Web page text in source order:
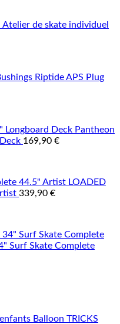
Atelier de skate individuel
Riptide APS Plug
Pantheon
169,90 €
LOADED
339,90 €
Surf Skate Complete
TRICKS